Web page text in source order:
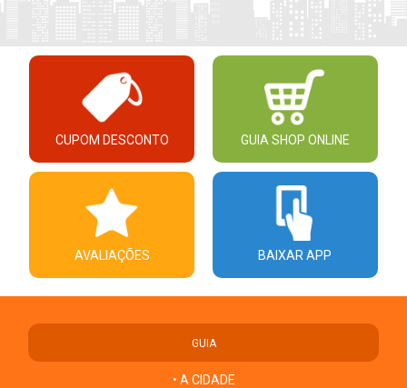
CUPOM DESCONTO GUIA SHOP ONLINE
AVALIAÇÕES BAIXAR APP
GUIA
• A CIDADE